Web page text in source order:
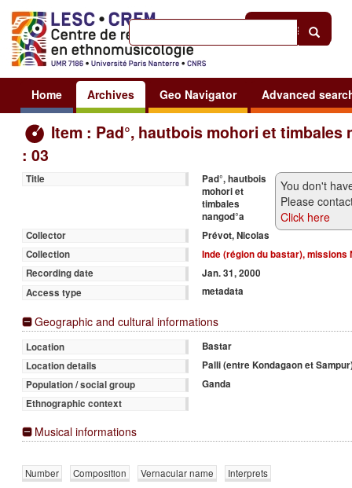
Sign in
Home Archives Geo Navigator Advanced
Item : Pad°, hautbois mohori et timbales
: 03
You don't
Please
Click here
Title
Pad°, hautbois
mohori et
timbales
nangod°a
Collector
Prévot, Nicolas
Collection
Inde (région du bastar), missions
Recording date
Jan. 31, 2000
Access type
metadata
Geographic and cultural informations
Location
Bastar
Location details
Palli (entre Kondagaon et
Population / social group
Ganda
Ethnographic context
Musical informations
Number Composition Vernacular name
Interprets